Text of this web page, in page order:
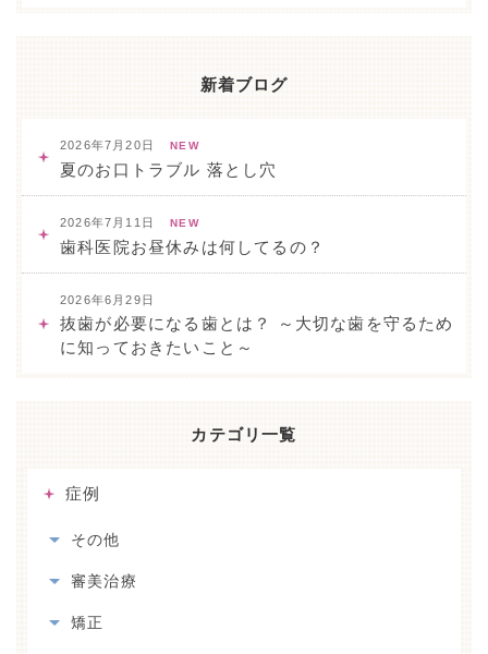
新着ブログ
2026年7月20日 NEW
夏のお口トラブル 落とし穴
2026年7月11日 NEW
歯科医院お昼休みは何してるの？
2026年6月29日
抜歯が必要になる歯とは？ ～大切な歯を守るため
に知っておきたいこと～
カテゴリ一覧
症例
その他
審美治療
矯正